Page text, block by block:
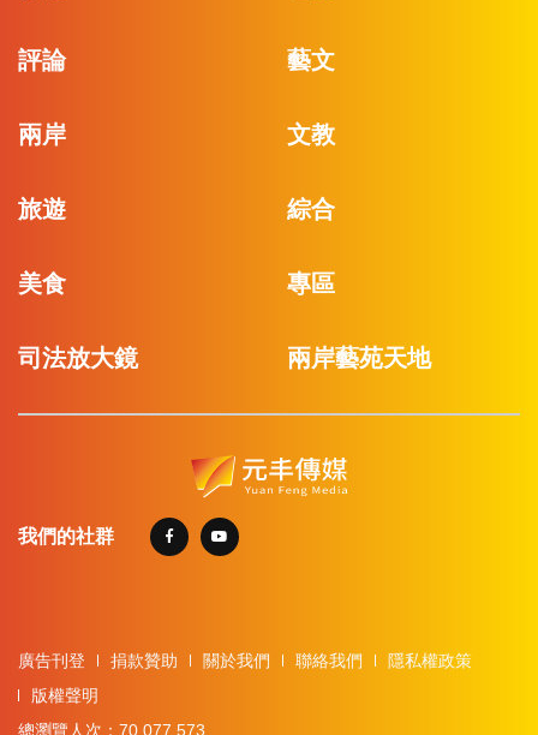
評論 藝文
兩岸 文教
旅遊 綜合
美食 專區
司法放大鏡 兩岸藝苑天地
我們的社群
廣告刊登 捐款贊助 關於我們 聯絡我們
隱私權政策
版權聲明
總瀏覽人次：70,077,573